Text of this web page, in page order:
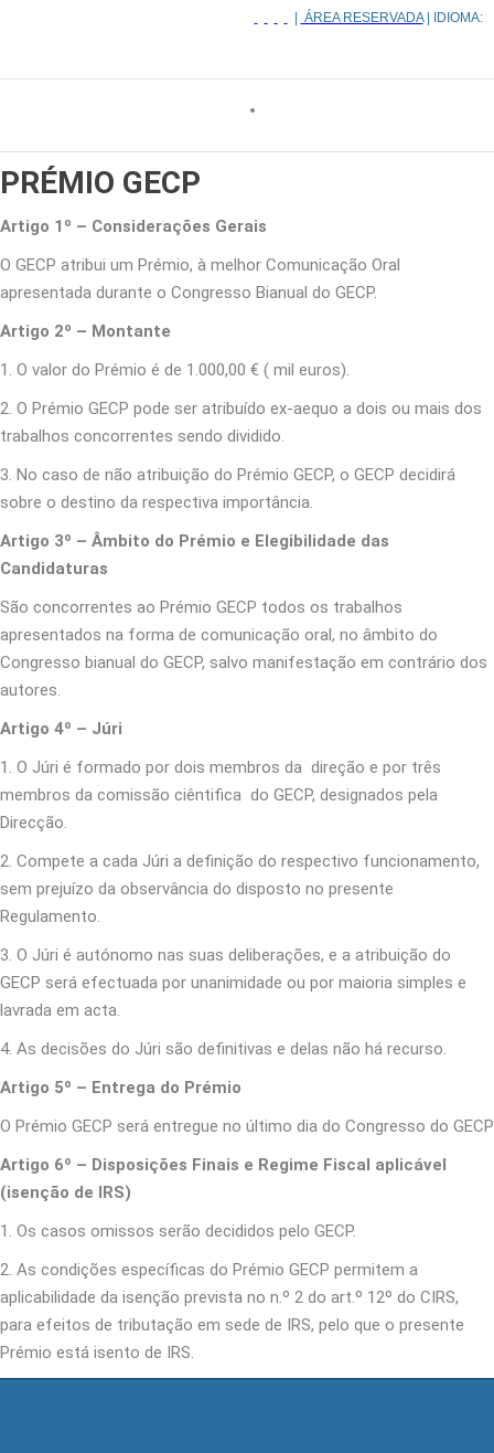
ÁREA RESERVADA| IDIOMA:
PRÉMIO GECP
Artigo 1º – Considerações Gerais
O GECP atribui um Prémio, à melhor Comunicação Oral
apresentada durante o Congresso Bianual do GECP.
Artigo 2º – Montante
1. O valor do Prémio é de 1.000,00 € ( mil euros).
2. O Prémio GECP pode ser atribuído ex-aequo a dois ou mais dos
trabalhos concorrentes sendo dividido.
3. No caso de não atribuição do Prémio GECP, o GECP decidirá
sobre o destino da respectiva importância.
Artigo 3º – Âmbito do Prémio e Elegibilidade das
Candidaturas
São concorrentes ao Prémio GECP todos os trabalhos
apresentados na forma de comunicação oral, no âmbito do
Congresso bianual do GECP, salvo manifestação em contrário dos
autores.
Artigo 4º – Júri
1. O Júri é formado por dois membros da direção e por três
membros da comissão ciêntifica do GECP, designados pela
Direcção.
2. Compete a cada Júri a definição do respectivo funcionamento,
sem prejuízo da observância do disposto no presente
Regulamento.
3. O Júri é autónomo nas suas deliberações, e a atribuição do
GECP será efectuada por unanimidade ou por maioria simples e
lavrada em acta.
4. As decisões do Júri são definitivas e delas não há recurso.
Artigo 5º – Entrega do Prémio
O Prémio GECP será entregue no último dia do Congresso do GECP
Artigo 6º – Disposições Finais e Regime Fiscal aplicável
(isenção de IRS)
1. Os casos omissos serão decididos pelo GECP.
2. As condições específicas do Prémio GECP permitem a
aplicabilidade da isenção prevista no n.º 2 do art.º 12º do CIRS,
para efeitos de tributação em sede de IRS, pelo que o presente
Prémio está isento de IRS.